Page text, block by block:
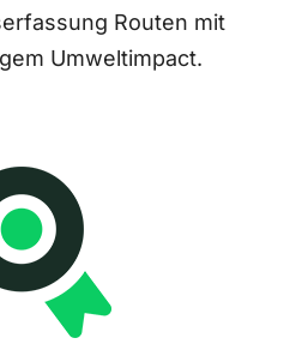
Routen mit
Umweltimpact.